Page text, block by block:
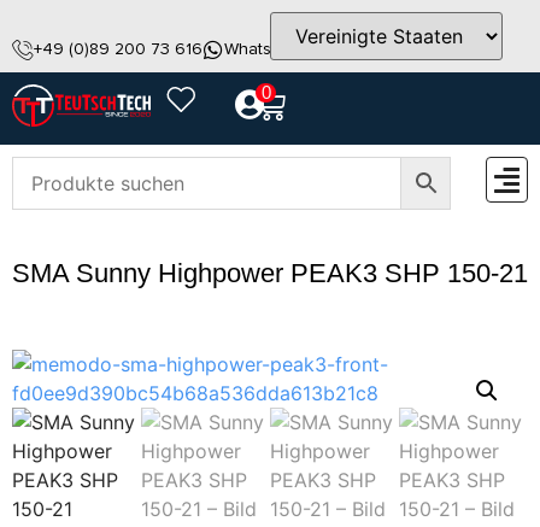
+49 (0)89 200 73 616 WhatsApp info@teutschtech.com
0
SMA Sunny Highpower PEAK3 SHP 150-21